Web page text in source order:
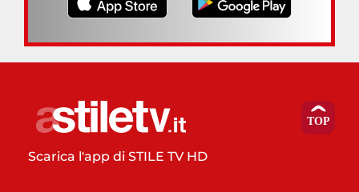
Scarica l'app di STILE TV HD